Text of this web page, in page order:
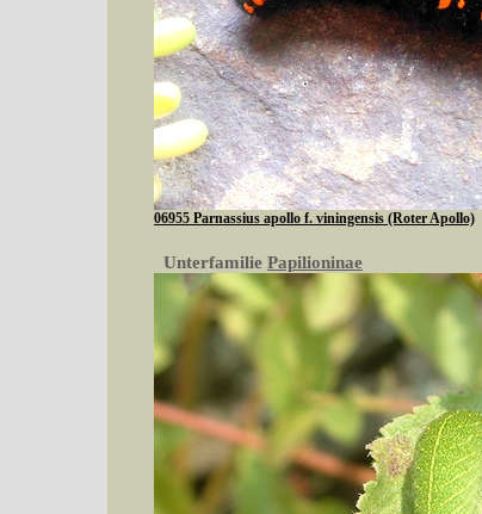
06955 Parnassius apollo f. viningensis (Roter Apollo)
Unterfamilie Papilioninae